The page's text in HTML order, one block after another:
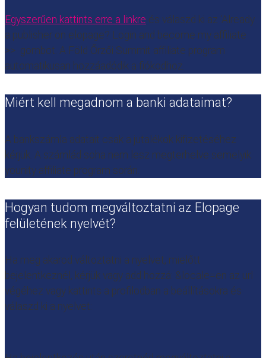
Egyszerűen kattints erre a linkre és válaszd ki az ‘Already
a publisher on elopage? Login and become my affiliate
>> gombot. A Föld Őrzői Summit affiliate program
automatikusan hozzáadódik a fiókodhoz.
Miért kell megadnom a banki adataimat?
A bankszámla adatait csak a jutalékok kifizetéséhez
kérjük. A számlád soha nem lesz megterhelve semelyik
younity affiliate program során.
Hogyan tudom megváltoztatni az Elopage
felületének nyelvét?
Ha meg akarod változtatni a nyelvet, mielőtt
bejelentkeznél, kérjük vagy add hozzá: &locale=en az url
végéhez vagy kattints a profilodban a beállításokra és
válaszd ki a nyelvet: